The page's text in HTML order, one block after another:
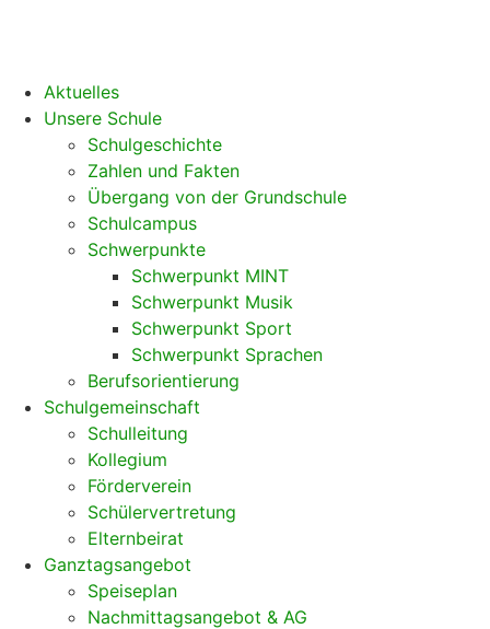
Aktuelles
Unsere Schule
Schulgeschichte
Zahlen und Fakten
Übergang von der Grundschule
Schulcampus
Schwerpunkte
Schwerpunkt MINT
Schwerpunkt Musik
Schwerpunkt Sport
Schwerpunkt Sprachen
Berufsorientierung
Schulgemeinschaft
Schulleitung
Kollegium
Förderverein
Schülervertretung
Elternbeirat
Ganztagsangebot
Speiseplan
Nachmittagsangebot & AG